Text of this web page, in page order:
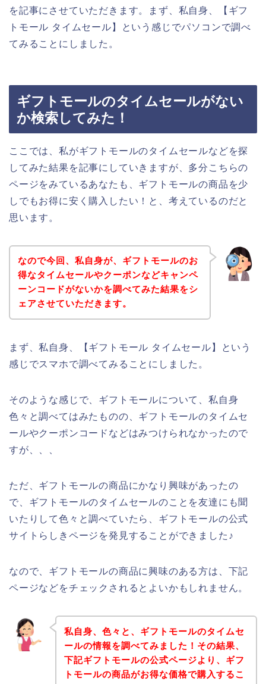
を記事にさせていただきます。まず、私自身、【ギフ
トモール タイムセール】という感じでパソコンで調べ
てみることにしました。
ギフトモールのタイムセールがない
か検索してみた！
ここでは、私がギフトモールのタイムセールなどを探
してみた結果を記事にしていきますが、多分こちらの
ページをみているあなたも、ギフトモールの商品を少
しでもお得に安く購入したい！と、考えているのだと
思います。
なので今回、私自身が、ギフトモールのお
得なタイムセールやクーポンなどキャンペ
ーンコードがないかを調べてみた結果をシ
ェアさせていただきます。
まず、私自身、【ギフトモール タイムセール】という
感じでスマホで調べてみることにしました。
そのような感じで、ギフトモールについて、私自身
色々と調べてはみたものの、ギフトモールのタイムセ
ールやクーポンコードなどはみつけられなかったので
すが、、、
ただ、ギフトモールの商品にかなり興味があったの
で、ギフトモールのタイムセールのことを友達にも聞
いたりして色々と調べていたら、ギフトモールの公式
サイトらしきページを発見することができました♪
なので、ギフトモールの商品に興味のある方は、下記
ページなどをチェックされるとよいかもしれません。
私自身、色々と、ギフトモールのタイムセ
ールの情報を調べてみました！その結果、
下記ギフトモールの公式ページより、ギフ
トモールの商品がお得な価格で購入するこ